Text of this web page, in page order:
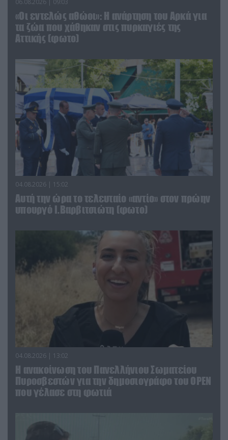
06.08.2026 | 09:03
«Οι εντελώς αθώοι»: Η ανάρτηση του Αρκά για
τα ζώα που χάθηκαν στις πυρκαγιές της
Αττικής (φωτο)
04.08.2026 | 15:02
Αυτή την ώρα το τελευταίο «αντίο» στον πρώην
υπουργό Ι.Βαρβιτσιώτη (φωτο)
04.08.2026 | 13:02
Η ανακοίνωση του Πανελλήνιου Σωματείου
Πυροσβεστών για την δημοσιογράφο του OPEN
που γέλασε στη φωτιά